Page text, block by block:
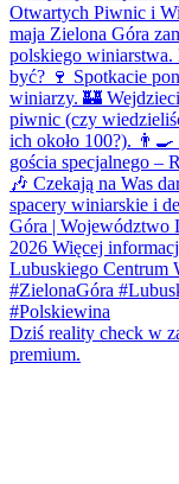
Dziś reality check w
premium.